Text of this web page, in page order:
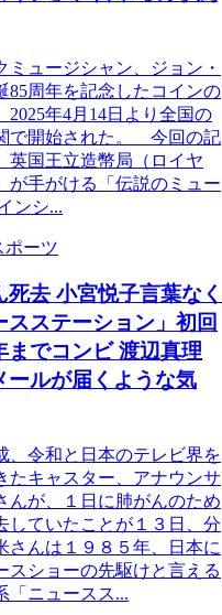
ミュージシャン、ジョン・
85周年を記念したコインの
2025年4月14日より全国の
で開始された。 今回の記
英国王立造幣局（ロイヤ
が手がける「伝説のミュー
ンシ...
ポーツ
死去 小宮悦子言葉なく
スステーション」初回
までコンビ 渡辺真理
ールが届くような気
、令和と日本のテレビ界を
たキャスター、アナウンサ
んが、１日に肺がんのため
していたことが１３日、分
さんは１９８５年、日本に
スショーの先駆けと言える
「ニュースス...